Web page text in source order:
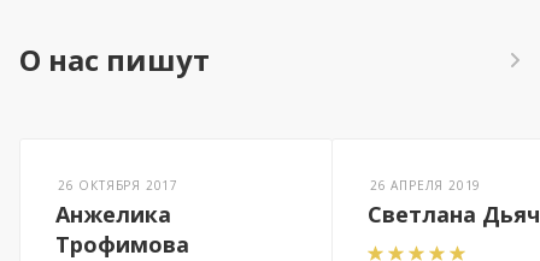
О нас пишут
26 ОКТЯБРЯ 2017
Анжелика
Трофимова
26 АПРЕЛЯ 2019
Светлана